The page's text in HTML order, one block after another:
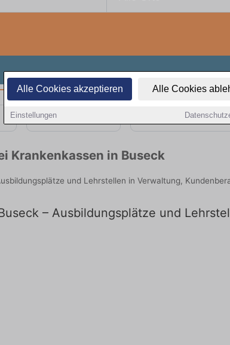
Alle Cookies akzeptieren Alle Cookies
EinstellungenTeilzeit
Krankenkassen in Buseck
und Lehrstellen in Verwaltung,
– Ausbildungsplätze und